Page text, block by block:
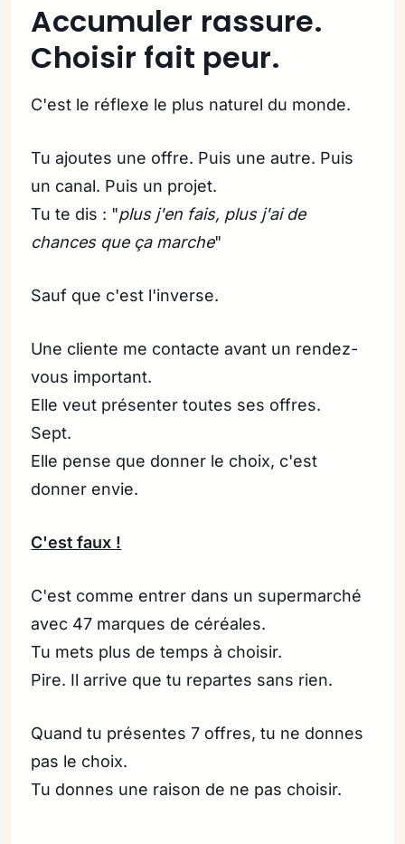
Accumuler rassure.
Choisir fait peur.
C'est le réflexe le plus naturel du monde.
Tu ajoutes une offre. Puis une autre. Puis
un canal. Puis un projet.
Tu te dis : "plus j'en fais, plus j'ai de
chances que ça marche"
Sauf que c'est l'inverse.
Une cliente me contacte avant un rendez-
vous important.
Elle veut présenter toutes ses offres.
Sept.
Elle pense que donner le choix, c'est
donner envie.
C'est faux !
C'est comme entrer dans un supermarché
avec 47 marques de céréales.
Tu mets plus de temps à choisir.
Pire. Il arrive que tu repartes sans rien.
Quand tu présentes 7 offres, tu ne donnes
pas le choix.
Tu donnes une raison de ne pas choisir.